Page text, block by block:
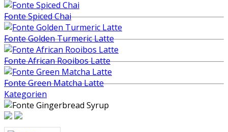
Fonte Spiced Chai
Fonte Golden Turmeric Latte
Fonte African Rooibos Latte
Fonte Green Matcha Latte
Kategorien